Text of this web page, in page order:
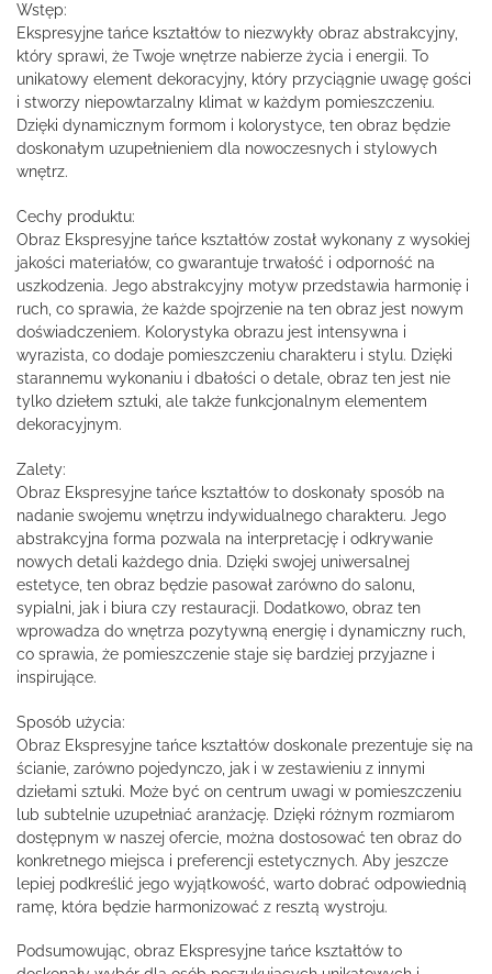
Wstęp:
Ekspresyjne tańce kształtów to niezwykły obraz abstrakcyjny,
który sprawi, że Twoje wnętrze nabierze życia i energii. To
unikatowy element dekoracyjny, który przyciągnie uwagę gości
i stworzy niepowtarzalny klimat w każdym pomieszczeniu.
Dzięki dynamicznym formom i kolorystyce, ten obraz będzie
doskonałym uzupełnieniem dla nowoczesnych i stylowych
wnętrz.
Cechy produktu:
Obraz Ekspresyjne tańce kształtów został wykonany z wysokiej
jakości materiałów, co gwarantuje trwałość i odporność na
uszkodzenia. Jego abstrakcyjny motyw przedstawia harmonię i
ruch, co sprawia, że każde spojrzenie na ten obraz jest nowym
doświadczeniem. Kolorystyka obrazu jest intensywna i
wyrazista, co dodaje pomieszczeniu charakteru i stylu. Dzięki
starannemu wykonaniu i dbałości o detale, obraz ten jest nie
tylko dziełem sztuki, ale także funkcjonalnym elementem
dekoracyjnym.
Zalety:
Obraz Ekspresyjne tańce kształtów to doskonały sposób na
nadanie swojemu wnętrzu indywidualnego charakteru. Jego
abstrakcyjna forma pozwala na interpretację i odkrywanie
nowych detali każdego dnia. Dzięki swojej uniwersalnej
estetyce, ten obraz będzie pasował zarówno do salonu,
sypialni, jak i biura czy restauracji. Dodatkowo, obraz ten
wprowadza do wnętrza pozytywną energię i dynamiczny ruch,
co sprawia, że pomieszczenie staje się bardziej przyjazne i
inspirujące.
Sposób użycia:
Obraz Ekspresyjne tańce kształtów doskonale prezentuje się na
ścianie, zarówno pojedynczo, jak i w zestawieniu z innymi
dziełami sztuki. Może być on centrum uwagi w pomieszczeniu
lub subtelnie uzupełniać aranżację. Dzięki różnym rozmiarom
dostępnym w naszej ofercie, można dostosować ten obraz do
konkretnego miejsca i preferencji estetycznych. Aby jeszcze
lepiej podkreślić jego wyjątkowość, warto dobrać odpowiednią
ramę, która będzie harmonizować z resztą wystroju.
Podsumowując, obraz Ekspresyjne tańce kształtów to